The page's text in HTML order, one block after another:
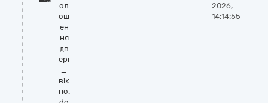
ол
ош
ен
ня
дв
ері
_
вік
но.
2026,
14:14:55